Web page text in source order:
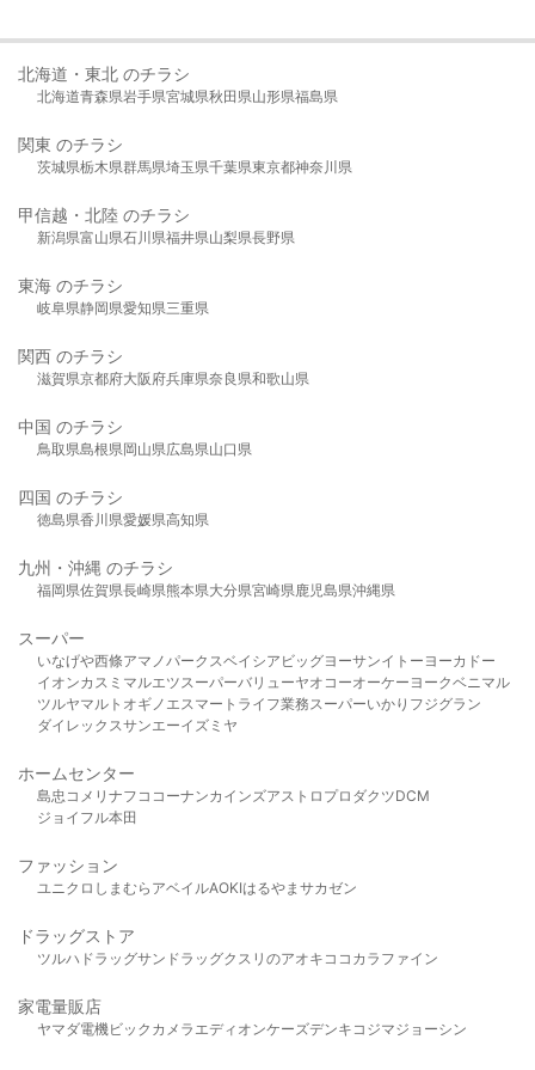
北海道・東北 のチラシ
北海道青森県岩手県宮城県秋田県山形県福島県
関東 のチラシ
茨城県栃木県群馬県埼玉県千葉県東京都神奈川県
甲信越・北陸 のチラシ
新潟県富山県石川県福井県山梨県長野県
東海 のチラシ
岐阜県静岡県愛知県三重県
関西 のチラシ
滋賀県京都府大阪府兵庫県奈良県和歌山県
中国 のチラシ
鳥取県島根県岡山県広島県山口県
四国 のチラシ
徳島県香川県愛媛県高知県
九州・沖縄 のチラシ
福岡県佐賀県長崎県熊本県大分県宮崎県鹿児島県沖縄県
スーパー
いなげや西條アマノパークスベイシア ビッグヨーサンイトーヨーカドー
イオンカスミ マルエツスーパーバリューヤオコーオーケー ヨークベニマル
ツルヤマルト オギノ エスマート ライフ業務スーパーいかり フジグラン
ダイレックスサンエーイズミヤ
ホームセンター
島忠 コメリ ナフコ コーナンカインズアストロプロダクツDCM
ジョイフル本田
ファッション
ユニクロ しまむら アベイルAOKIはるやま サカゼン
ドラッグストア
ツルハドラッグサンドラッグクスリのアオキ ココカラファイン
家電量販店
ヤマダ電機ビックカメラ エディオンケーズデンキ コジマジョーシン